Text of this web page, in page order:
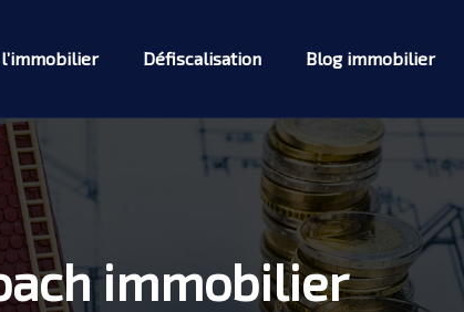
Défiscalisation Blog immobilier
immobilier